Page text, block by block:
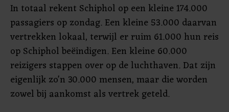
In totaal rekent Schiphol op een kleine 174.000
passagiers op zondag. Een kleine 53.000 daarvan
vertrekken lokaal, terwijl er ruim 61.000 hun reis
op Schiphol beëindigen. Een kleine 60.000
reizigers stappen over op de luchthaven. Dat zijn
eigenlijk zo'n 30.000 mensen, maar die worden
zowel bij aankomst als vertrek geteld.